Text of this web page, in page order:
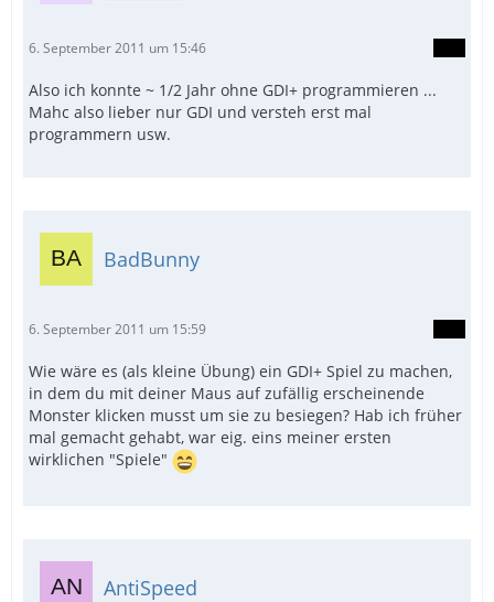
6. September 2011 um 15:46
Also ich konnte ~ 1/2 Jahr ohne GDI+ programmieren ...
Mahc also lieber nur GDI und versteh erst mal
programmern usw.
BadBunny
6. September 2011 um 15:59
Wie wäre es (als kleine Übung) ein GDI+ Spiel zu machen,
in dem du mit deiner Maus auf zufällig erscheinende
Monster klicken musst um sie zu besiegen? Hab ich früher
mal gemacht gehabt, war eig. eins meiner ersten
wirklichen "Spiele"
AntiSpeed